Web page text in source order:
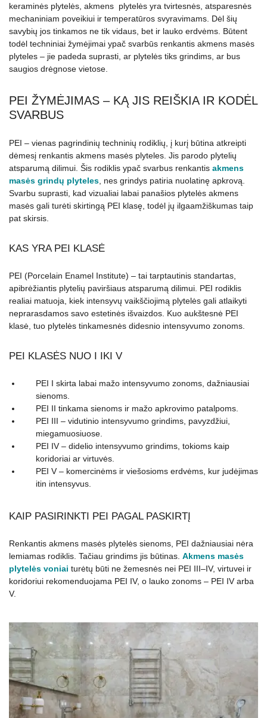
keraminės plytelės, akmens plytelės yra tvirtesnės, atsparesnės
mechaniniam poveikiui ir temperatūros svyravimams. Dėl šių
savybių jos tinkamos ne tik vidaus, bet ir lauko erdvėms. Būtent
todėl techniniai žymėjimai ypač svarbūs renkantis akmens masės
plyteles – jie padeda suprasti, ar plytelės tiks grindims, ar bus
saugios drėgnose vietose.
PEI ŽYMĖJIMAS – KĄ JIS REIŠKIA IR KODĖL
SVARBUS
PEI – vienas pagrindinių techninių rodiklių, į kurį būtina atkreipti
dėmesį renkantis akmens masės plyteles. Jis parodo plytelių
atsparumą dilimui. Šis rodiklis ypač svarbus renkantis akmens
masės grindų plyteles , nes grindys patiria nuolatinę apkrovą.
Svarbu suprasti, kad vizualiai labai panašios plytelės akmens
masės gali turėti skirtingą PEI klasę, todėl jų ilgaamžiškumas taip
pat skirsis.
KAS YRA PEI KLASĖ
PEI (Porcelain Enamel Institute) – tai tarptautinis standartas,
apibrėžiantis plytelių paviršiaus atsparumą dilimui. PEI rodiklis
realiai matuoja, kiek intensyvų vaikščiojimą plytelės gali atlaikyti
neprarasdamos savo estetinės išvaizdos. Kuo aukštesnė PEI
klasė, tuo plytelės tinkamesnės didesnio intensyvumo zonoms.
PEI KLASĖS NUO I IKI V
PEI I skirta labai mažo intensyvumo zonoms, dažniausiai
sienoms.
PEI II tinkama sienoms ir mažo apkrovimo patalpoms.
PEI III – vidutinio intensyvumo grindims, pavyzdžiui,
miegamuosiuose.
PEI IV – didelio intensyvumo grindims, tokioms kaip
koridoriai ar virtuvės.
PEI V – komercinėms ir viešosioms erdvėms, kur judėjimas
itin intensyvus.
KAIP PASIRINKTI PEI PAGAL PASKIRTĮ
Renkantis akmens masės plytelės sienoms, PEI dažniausiai nėra
lemiamas rodiklis. Tačiau grindims jis būtinas. Akmens masės
plytelės voniai turėtų būti ne žemesnės nei PEI III–IV, virtuvei ir
koridoriui rekomenduojama PEI IV, o lauko zonoms – PEI IV arba
V.